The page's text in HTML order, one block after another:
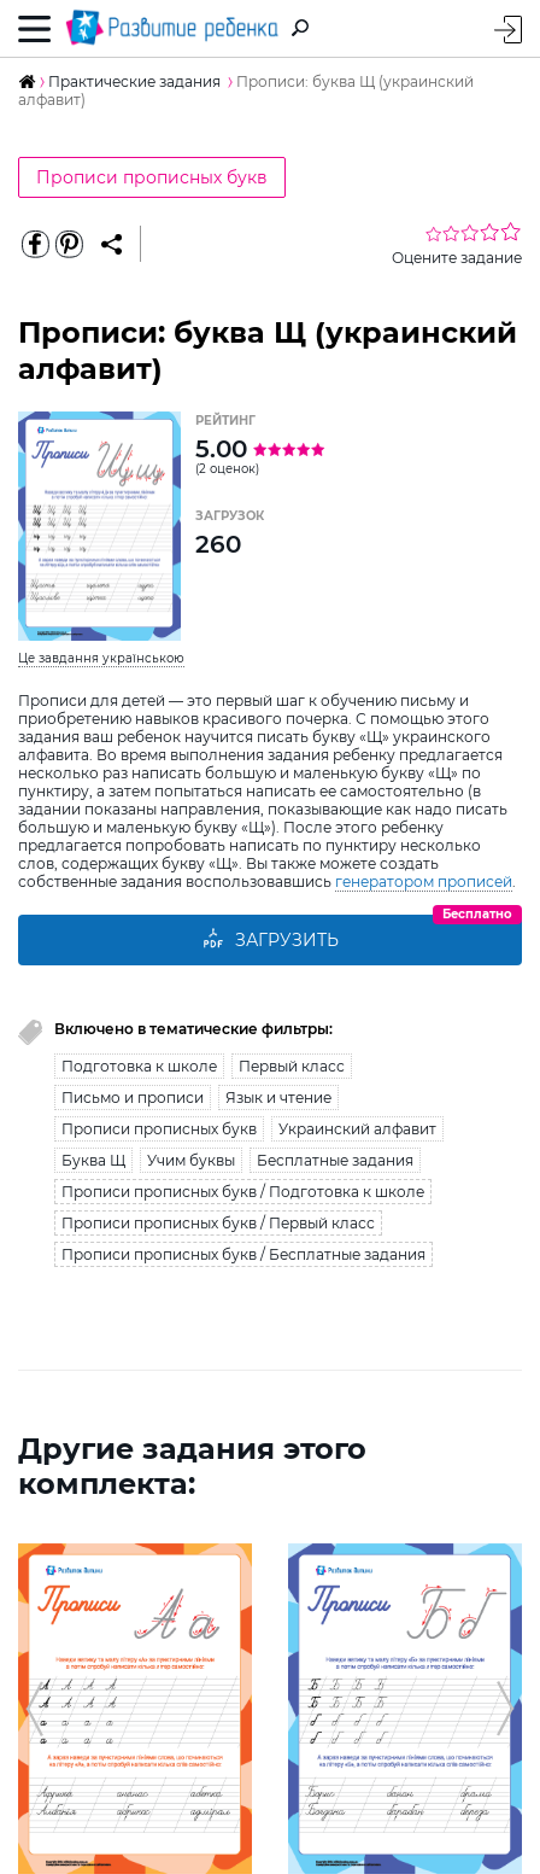
Практические задания
Прописи: буква Щ (украинский
алфавит)
Прописи прописных букв
Оцените задание
Прописи: буква Щ (украинский
алфавит)
Це завдання українською
Прописи для детей — это первый шаг к обучению письму и
приобретению навыков красивого почерка. С помощью этого
задания ваш ребенок научится писать букву «Щ» украинского
алфавита. Во время выполнения задания ребенку предлагается
несколько раз написать большую и маленькую букву «Щ» по
пунктиру, а затем попытаться написать ее самостоятельно (в
задании показаны направления, показывающие как надо писать
большую и маленькую букву «Щ»). После этого ребенку
предлагается попробовать написать по пунктиру несколько
слов, содержащих букву «Щ». Вы также можете создать
собственные задания воспользовавшись генератором прописей
РЕЙТИНГ
5.00
(2 оценок)
ЗАГРУЗОК
260
ЗАГРУЗИТЬ
Бесплатно
Включено в тематические фильтры:
Подготовка к школе
Первый класс
Письмо и прописи
Язык и чтение
Прописи прописных букв
Украинский алфавит
Буква Щ
Учим буквы
Бесплатные задания
Прописи прописных букв / Подготовка к школе
Прописи прописных букв / Первый класс
Прописи прописных букв / Бесплатные задания
Другие задания этого
комплекта: